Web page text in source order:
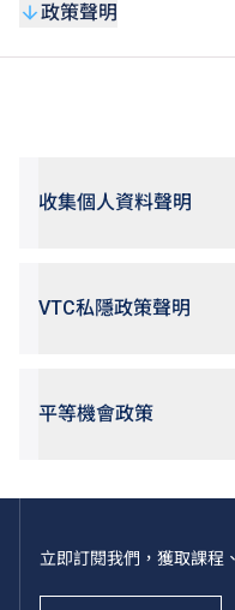
政策聲明
收集個人資料聲明
VTC私隱政策聲明
平等機會政策
立即訂閱我們，獲取課程